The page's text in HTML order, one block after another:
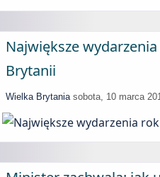
Największe
Brytanii
Wielka Brytania sobota, 10 marca